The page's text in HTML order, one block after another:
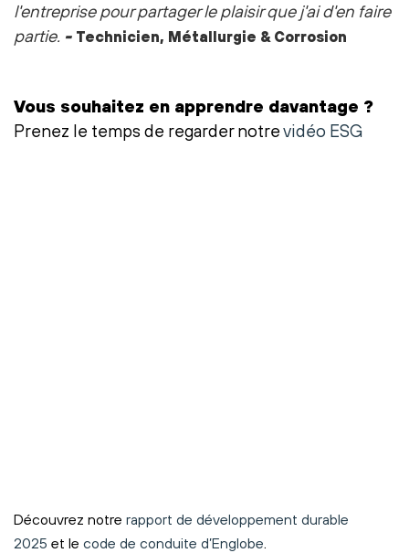
l'entreprise pour partager le plaisir que j'ai d'en faire
partie. - Technicien, Métallurgie & Corrosion
Vous souhaitez en apprendre davantage ?
Prenez le temps de regarder notrevidéo ESG
Découvrez notre rapport de développement durable
2025 et le code de conduite d’Englobe.